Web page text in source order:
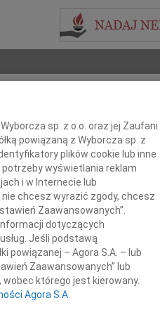
+ szukanie zaawansowane
INNE NEKROLOGI
Andrzej Krzysztof Torbus31.07.2026
Andrzej Krzysztof Torbus poeta
Bogusława Cholewa-Hrynkowska
Z głębokim żalem przyjęliśmy
Bogusława Cholewa-Hrynkowska
Z głębokim żalem przyjęliśmy
Barbara Cichecka
Mgr Barbara Cichecka Zawodniczka
sp. z o.o. oraz jej Zaufani
powiązaną z Wyborcza sp. z
plików cookie lub inne
wyświetlania reklam
i w Internecie lub
chcesz wyrazić zgody, chcesz
Zaawansowanych”.
dotyczących
Jeśli podstawą
powiązanej – Agora S.A. – lub
Zaawansowanych” lub
którego jest kierowany.
Agora S.A.